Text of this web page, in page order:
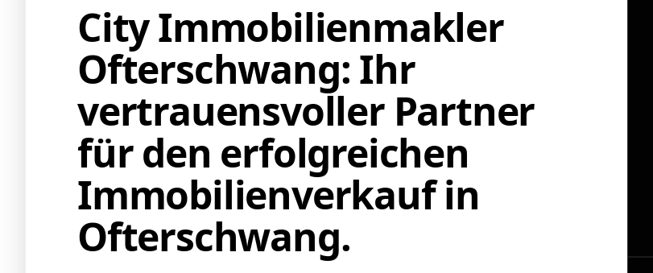
City Immobilienmakler
Ofterschwang: Ihr
vertrauensvoller Partner
für den erfolgreichen
Immobilienverkauf in
Ofterschwang.